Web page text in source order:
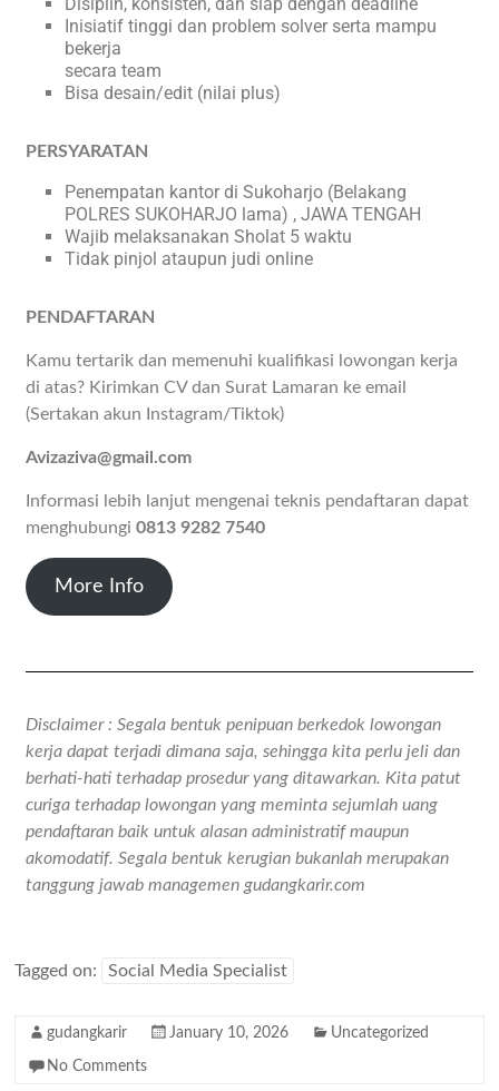
Inisiatif tinggi dan problem solver serta mampu
bekerja
secara team
Bisa desain/edit (nilai plus)
PERSYARATAN
Penempatan kantor di Sukoharjo (Belakang
POLRES SUKOHARJO lama) , JAWA TENGAH
Wajib melaksanakan Sholat 5 waktu
⁠Tidak pinjol ataupun judi online
PENDAFTARAN
Kamu tertarik dan memenuhi kualifikasi lowongan kerja
di atas? Kirimkan CV dan Surat Lamaran ke email
(Sertakan akun Instagram/Tiktok)
Avizaziva@gmail.com
Informasi lebih lanjut mengenai teknis pendaftaran dapat
menghubungi0813 9282 7540
More Info
Disclaimer : Segala bentuk penipuan berkedok lowongan
kerja dapat terjadi dimana saja, sehingga kita perlu jeli dan
berhati-hati terhadap prosedur yang ditawarkan. Kita patut
curiga terhadap lowongan yang meminta sejumlah uang
pendaftaran baik untuk alasan administratif maupun
akomodatif. Segala bentuk kerugian bukanlah merupakan
tanggung jawab managemen gudangkarir.com
Tagged on: Social Media Specialist
gudangkarir January 10, 2026 Uncategorized
No Comments